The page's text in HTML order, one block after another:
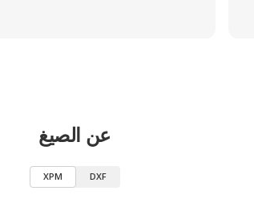
عن الصيغ
XPM DXF